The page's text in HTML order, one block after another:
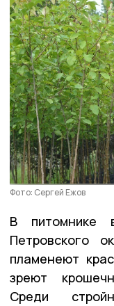
Фото: Сергей Ежов
В питомнике
Петровского
пламенеют
зреют
Среди